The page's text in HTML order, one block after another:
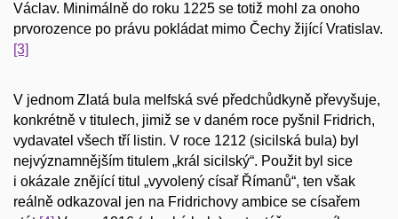
Václav. Minimálně do roku 1225 se totiž mohl za onoho
prvorozence po právu pokládat mimo Čechy žijící Vratislav.
[3]
V jednom Zlatá bula melfská své předchůdkyně převyšuje,
konkrétně v titulech, jimiž se v daném roce pyšnil Fridrich,
vydavatel všech tří listin. V roce 1212 (sicilská bula) byl
nejvýznamnějším titulem „král sicilský“. Použit byl sice
i okázale znějící titul „vyvolený císař Římanů“, ten však
reálně odkazoval jen na Fridrichovy ambice se císařem